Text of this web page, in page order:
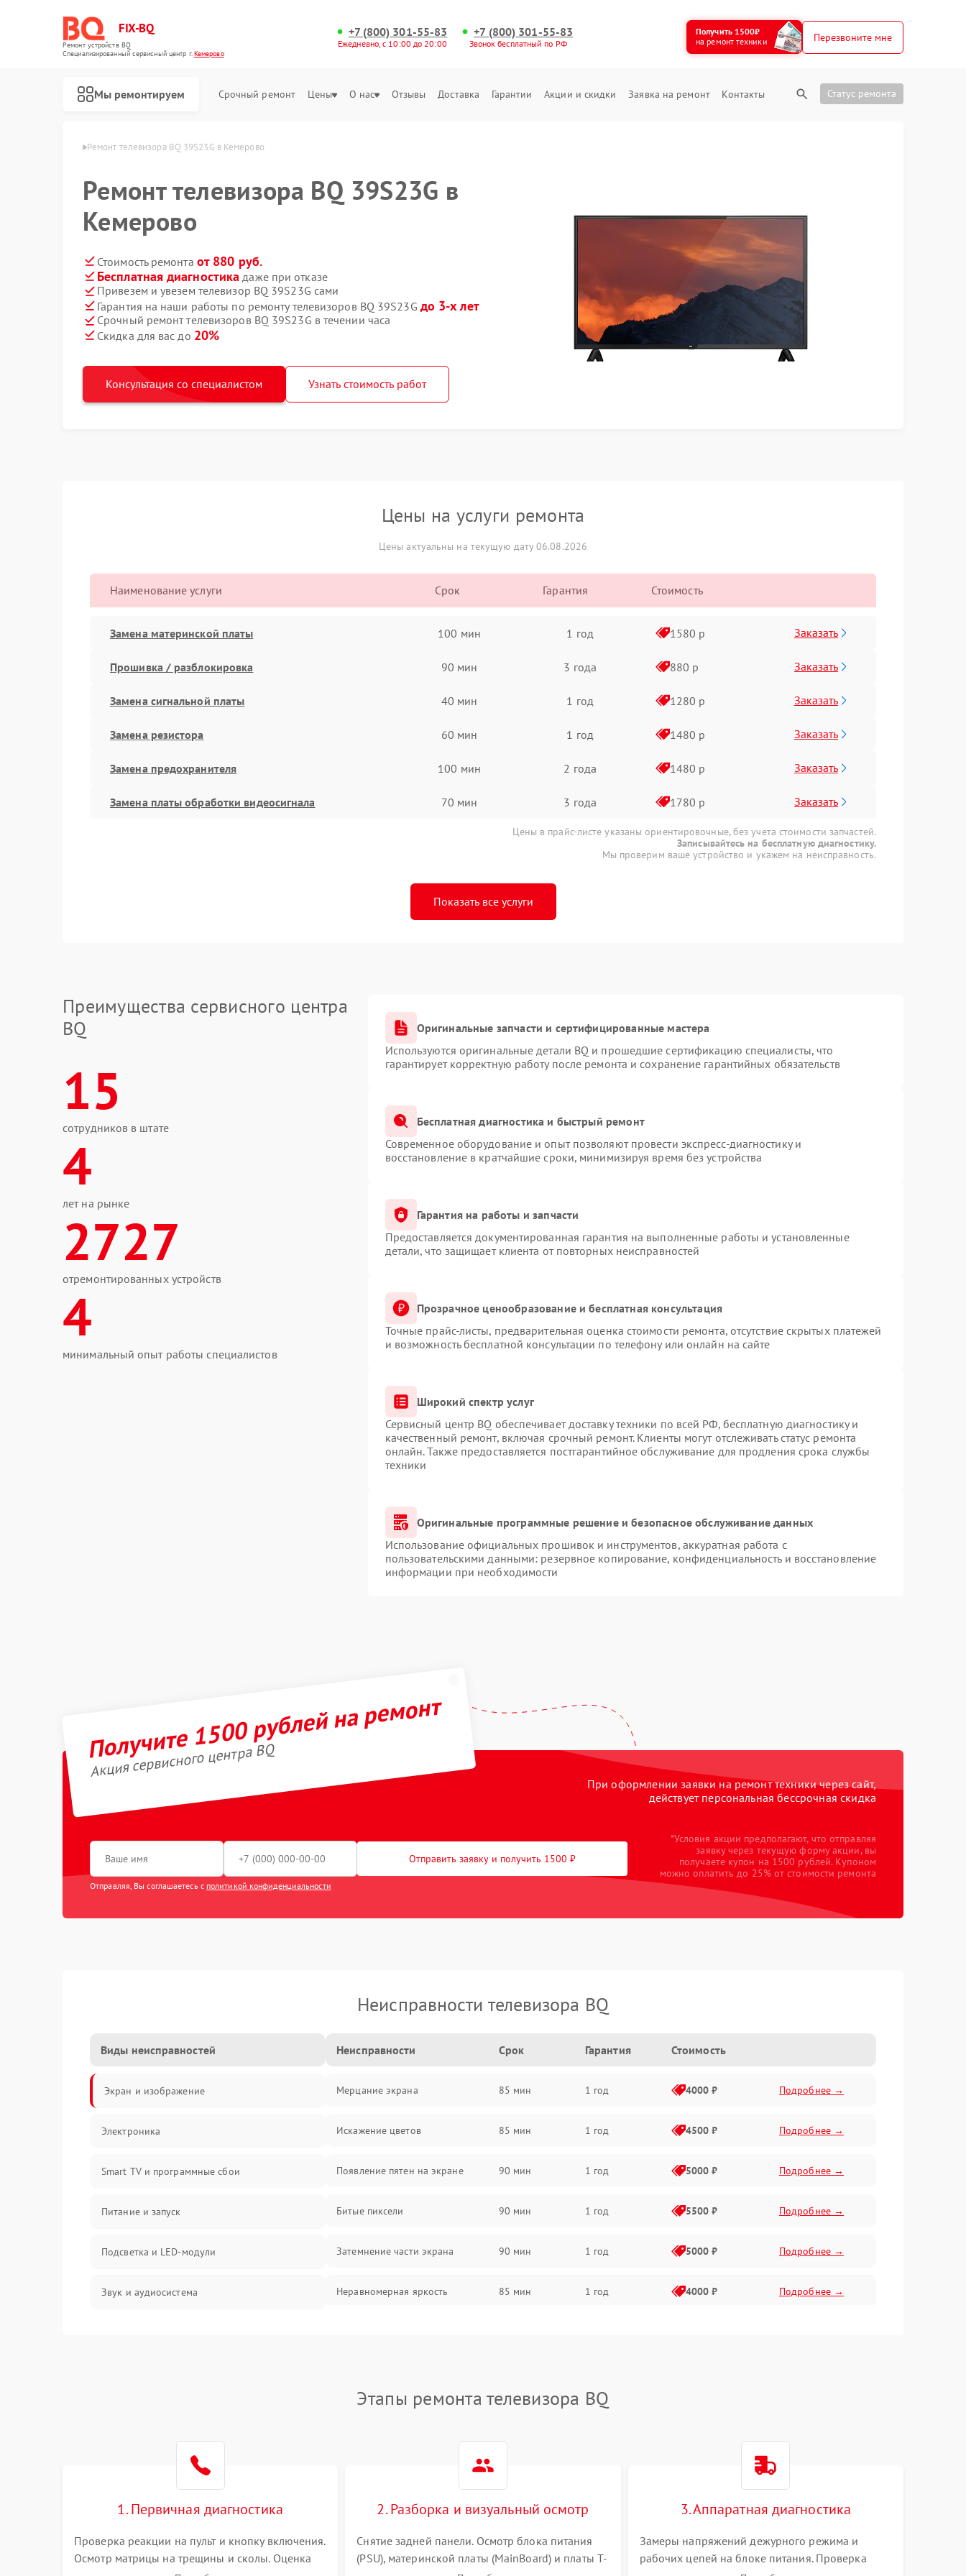
FIX-BQ
Ремонт устройств BQ
Специализированный cервисный центр г.Кемерово
+7 (800) 301-55-83
Ежедневно, с 10:00 до 20:00
+7 (800) 301-55-83
Звонок бесплатный по РФ
Получить 1500₽
на ремонт техники
Перезвоните мне
Мы ремонтируем Срочный ремонт Цены О нас Отзывы Доставка Гарантии Акции и скидки Заявка на ремонт Контакты Статус ремонта
Ремонт телевизора BQ 39S23G в Кемерово
Ремонт телевизора BQ 39S23G в
Кемерово
Стоимость ремонта от 880 руб.
Бесплатная диагностика даже при отказе
Привезем и увезем телевизор BQ 39S23G сами
Гарантия на наши работы по ремонту телевизоров BQ 39S23G до 3-х лет
Срочный ремонт телевизоров BQ 39S23G в течении часа
Скидка для вас до 20%
Консультация со специалистом Узнать стоимость работ
Цены на услуги ремонта
Цены актуальны на текущую дату 06.08.2026
Наименование услуги Срок Гарантия Стоимость
Замена материнской платы 100 мин 1 год 1580 р Заказать
Прошивка / разблокировка 90 мин 3 года 880 р Заказать
Замена сигнальной платы 40 мин 1 год 1280 р Заказать
Замена резистора 60 мин 1 год 1480 р Заказать
Замена предохранителя 100 мин 2 года 1480 р Заказать
Замена платы обработки видеосигнала 70 мин 3 года 1780 р Заказать
Цены в прайс-листе указаны ориентировочные, без учета стоимости запчастей.
Записывайтесь на бесплатную диагностику.
Мы проверим ваше устройство и укажем на неисправность.
Показать все услуги
Преимущества сервисного центра
BQ
15
сотрудников в штате
4
лет на рынке
2727
отремонтированных устройств
4
минимальный опыт работы специалистов
Оригинальные запчасти и сертифицированные мастера
Используются оригинальные детали BQ и прошедшие сертификацию специалисты, что
гарантирует корректную работу после ремонта и сохранение гарантийных обязательств
Бесплатная диагностика и быстрый ремонт
Современное оборудование и опыт позволяют провести экспресс-диагностику и
восстановление в кратчайшие сроки, минимизируя время без устройства
Гарантия на работы и запчасти
Предоставляется документированная гарантия на выполненные работы и установленные
детали, что защищает клиента от повторных неисправностей
Прозрачное ценообразование и бесплатная консультация
Точные прайс-листы, предварительная оценка стоимости ремонта, отсутствие скрытых платежей
и возможность бесплатной консультации по телефону или онлайн на сайте
Широкий спектр услуг
Сервисный центр BQ обеспечивает доставку техники по всей РФ, бесплатную диагностику и
качественный ремонт, включая срочный ремонт. Клиенты могут отслеживать статус ремонта
онлайн. Также предоставляется постгарантийное обслуживание для продления срока службы
техники
Оригинальные программные решение и безопасное обслуживание данных
Использование официальных прошивок и инструментов, аккуратная работа с
пользовательскими данными: резервное копирование, конфиденциальность и восстановление
информации при необходимости
Получите 1500 рублей на ремонт
Акция сервисного центра BQ
При оформлении заявки на ремонт техники через сайт,
действует персональная бессрочная скидка
Отправить заявку и получить 1500 ₽
Отправляя, Вы соглашаетесь с политикой конфиденциальности
*Условия акции предполагают, что отправляя
заявку через текущую форму акции, вы
получаете купон на 1500 рублей. Купоном
можно оплатить до 25% от стоимости ремонта
Неисправности телевизора BQ
Виды неисправностей
Экран и изображение
Электроника
Smart TV и программные сбои
Питание и запуск
Подсветка и LED-модули
Звук и аудиосистема
Программное обеспечение
Корпус и механика
Неисправности Срок Гарантия Стоимость
Мерцание экрана 85 мин 1 год 4000 ₽ Подробнее →
Искажение цветов 85 мин 1 год 4500 ₽ Подробнее →
Появление пятен на экране 90 мин 1 год 5000 ₽ Подробнее →
Битые пиксели 90 мин 1 год 5500 ₽ Подробнее →
Затемнение части экрана 90 мин 1 год 5000 ₽ Подробнее →
Неравномерная яркость 85 мин 1 год 4000 ₽ Подробнее →
Этапы ремонта телевизора BQ
1. Первичная диагностика
Проверка реакции на пульт и кнопку включения.
Осмотр матрицы на трещины и сколы. Оценка
2. Разборка и визуальный осмотр
Снятие задней панели. Осмотр блока питания
(PSU), материнской платы (MainBoard) и платы T-
3. Аппаратная диагностика
Замеры напряжений дежурного режима и
рабочих цепей на блоке питания. Проверка